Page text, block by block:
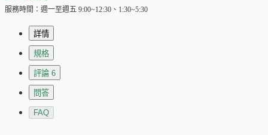
服務時間：週一至週五 9:00~12:30、1:30~5:30
詳情
規格
評論 6
問答
FAQ